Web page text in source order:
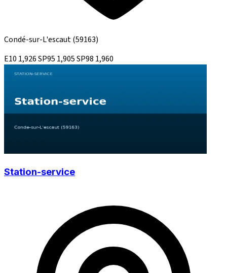
Condé-sur-L'escaut(59163)
E10 1,926SP95 1,905SP98 1,960
Station-service